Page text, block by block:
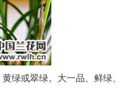
或翠绿。大一品、鲜绿、